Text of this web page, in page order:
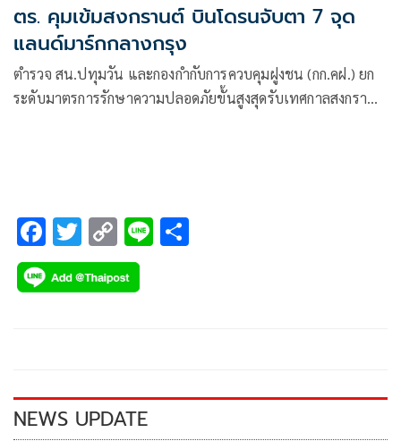
ตร. คุมเข้มสงกรานต์ บินโดรนจับตา 7 จุด
แลนด์มาร์กกลางกรุง
ตำรวจ สน.ปทุมวัน และกองกำกับการควบคุมฝูงชน (กก.คฝ.) ยก
ระดับมาตรการรักษาความปลอดภัยขั้นสูงสุดรับเทศกาลสงกรานต์
F
ac
e
k
T
wi
tt
C
o
p
k
Li
NEWS UPDATE